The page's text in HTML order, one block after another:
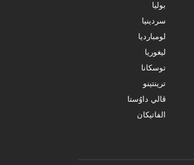
بوليا
سردينيا
لومبارديا
ليغوريا
توسكانا
ترينتينو
ڤالي داوُستا
الفاتيكان